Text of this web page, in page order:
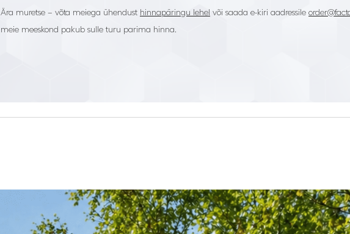
Ära muretse – võta meiega ühendust hinnapäringu lehel või saada e-kiri aadressile
meie meeskond pakub sulle turu parima hinna.